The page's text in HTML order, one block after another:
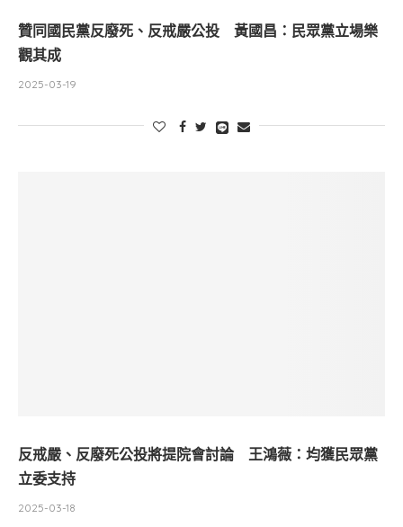
贊同國民黨反廢死、反戒嚴公投 黃國昌：民眾黨立場樂
觀其成
2025-03-19
反戒嚴、反廢死公投將提院會討論 王鴻薇：均獲民眾黨
立委支持
2025-03-18